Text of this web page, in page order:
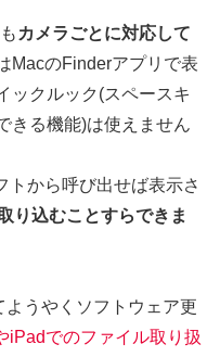
カメラごとに対応して
MacのFinderアプリで表
ックルック(スペースキ
きる機能)は使えません
トから呼び出せば表示さ
り込むことすらできま
うやくソフトウェア更
iPadでのファイル取り扱